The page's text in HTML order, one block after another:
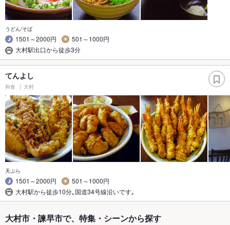
うどん/そば
1501～2000円
501～1000円
大村駅出口から徒歩3分
てんよし
和食 大村
天ぷら
1501～2000円
501～1000円
大村駅から徒歩10分｡国道34号線沿いです｡
大村市・諫早市で、特集・シーンから探す